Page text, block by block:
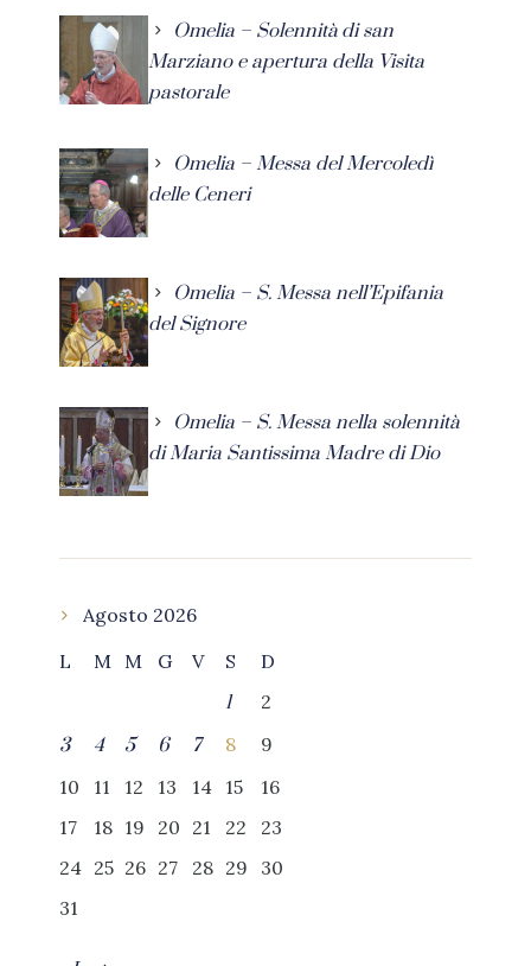
Omelia – Solennità di san
Marziano e apertura della Visita
pastorale
Omelia – Messa del Mercoledì
delle Ceneri
Omelia – S. Messa nell’Epifania
del Signore
Omelia – S. Messa nella solennità
di Maria Santissima Madre di Dio
Agosto 2026
L
M M G V S
D
1
2
3
4 5 6 7 8
9
10
11 12 13 14 15
16
17
18 19 20 21 22
23
24 25 26 27 28 29
30
31